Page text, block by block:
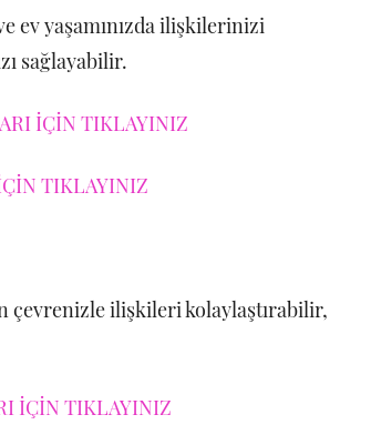
ev yaşamınızda ilişkilerinizi
sağlayabilir.
İÇİN TIKLAYINIZ
TIKLAYINIZ
çevrenizle ilişkileri kolaylaştırabilir,
İÇİN TIKLAYINIZ